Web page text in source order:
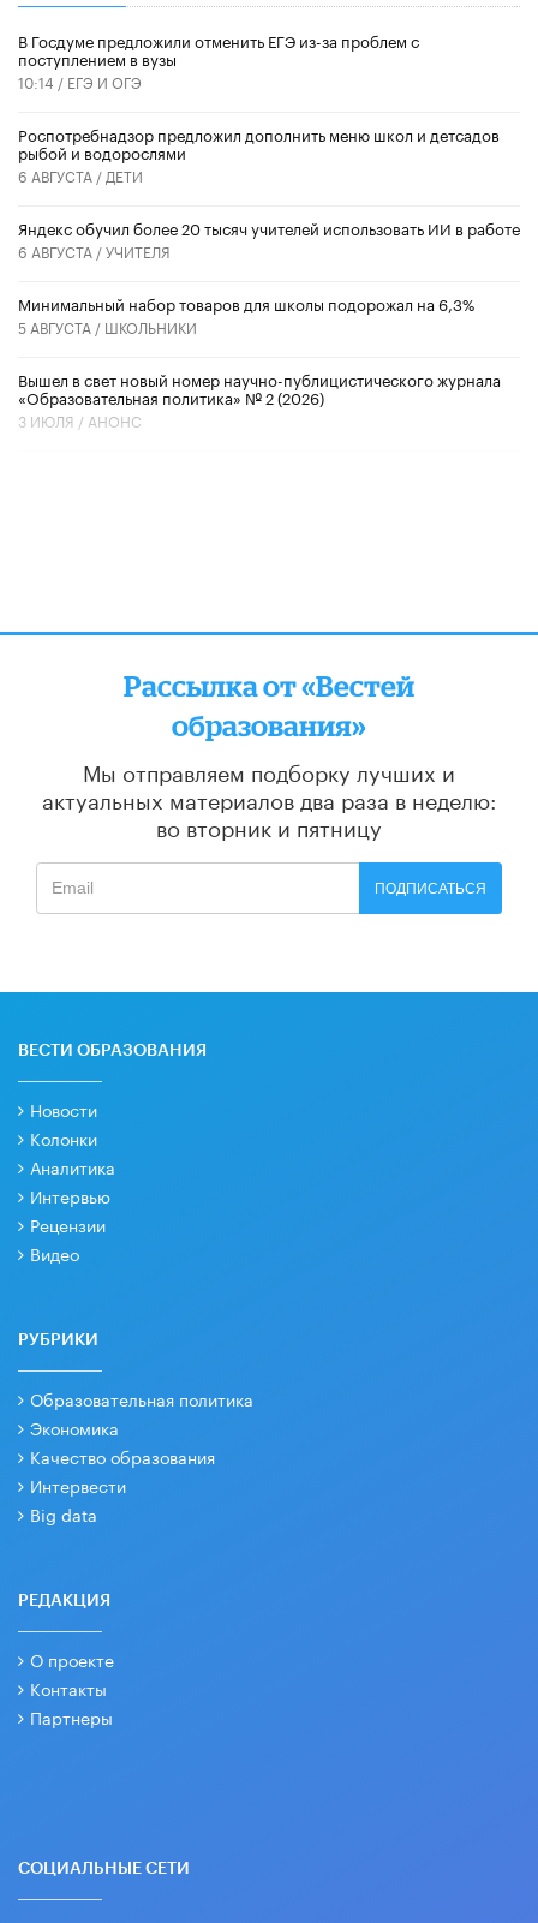
В Госдуме предложили отменить ЕГЭ из-за проблем с
поступлением в вузы
10:14 / ЕГЭ И ОГЭ
Роспотребнадзор предложил дополнить меню школ и детсадов
рыбой и водорослями
6 АВГУСТА / ДЕТИ
​Яндекс обучил более 20 тысяч учителей использовать ИИ в работе
6 АВГУСТА /УЧИТЕЛЯ
Минимальный набор товаров для школы подорожал на 6,3%
5 АВГУСТА / ШКОЛЬНИКИ
Вышел в свет новый номер научно-публицистического журнала
«Образовательная политика» № 2 (2026)
3 ИЮЛЯ / АНОНС
Рассылка от «Вестей
образования»
Мы отправляем подборку лучших и
актуальных материалов два раза в неделю:
во вторник и пятницу
ПОДПИСАТЬСЯ
ВЕСТИ ОБРАЗОВАНИЯ
Новости
Колонки
Аналитика
Интервью
Рецензии
Видео
РУБРИКИ
Образовательная политика
Экономика
Качество образования
Интервести
Big data
РЕДАКЦИЯ
О проекте
Контакты
Партнеры
СОЦИАЛЬНЫЕ СЕТИ